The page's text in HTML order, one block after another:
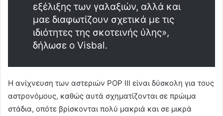
εξέλιξης των γαλαξιών, αλλά και
μαε διαφωτίζουν σχετικά με τις
ιδιότητες της σκοτεινής ύλης»,
δήλωσε ο Visbal.
H ανίχνευση των αστεριών POP III είναι δύσκολη για τους
αστρονόμους, καθώς αυτά σχηματίζονται σε πρώιμα
στάδια, οπότε βρίσκονται πολύ μακριά και σε μικρά